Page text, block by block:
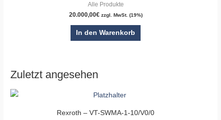
Alle Produkte
20.000,00€ zzgl. MwSt. (19%)
In den Warenkorb
Zuletzt angesehen
Rexroth – VT-SWMA-1-10/V0/0